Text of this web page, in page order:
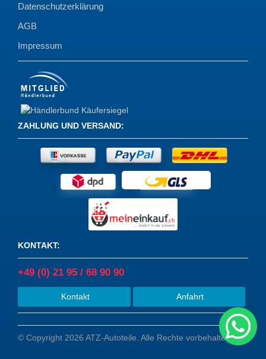
Datenschutzerklärung
AGB
Impressum
ZAHLUNG UND VERSAND:
KONTAKT:
+49 (0) 21 95 / 68 90 90
Kontakt Anfahrt
© Copyright 2026 ATZ-Autoteile. Alle Rechte vorbehalten.